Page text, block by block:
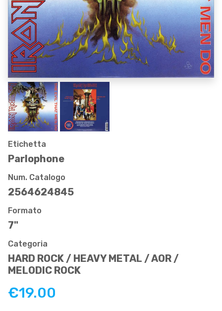
Etichetta
Parlophone
Num. Catalogo
2564624845
Formato
7"
Categoria
HARD ROCK / HEAVY METAL / AOR /
MELODIC ROCK
€19.00